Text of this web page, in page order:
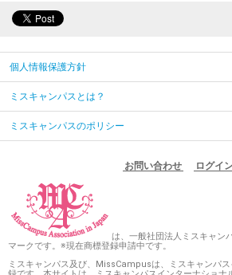
個人情報保護方針
ミスキャンパスとは？
ミスキャンパスのポリシー
お問い合わせ ログイ
は、一般社団法人ミスキャン
マークです。※現在商標登録申請中です。
ミスキャンパス及び、MissCampusは、ミスキャンパ